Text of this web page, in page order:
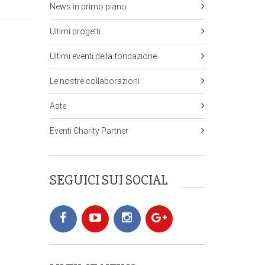
News in primo piano
Ultimi progetti
Ultimi eventi della fondazione
Le nostre collaborazioni
Aste
Eventi Charity Partner
SEGUICI SUI SOCIAL